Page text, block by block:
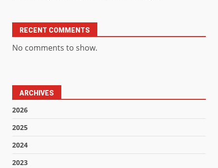
RECENT COMMENTS
No comments to show.
ARCHIVES
2026
2025
2024
2023